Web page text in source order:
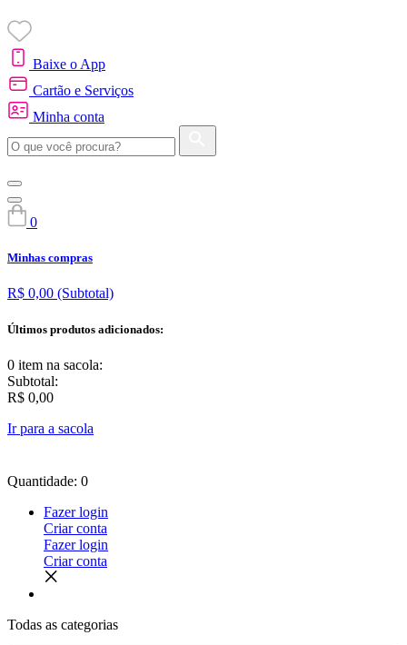
Baixe o App
Cartão e Serviços
Minha conta
0
Minhas compras
R$ 0,00 (Subtotal)
Últimos produtos adicionados:
0 item na sacola:
Subtotal:
R$ 0,00
Ir para a sacola
Quantidade: 0
Fazer login
Criar conta
Fazer login
Criar conta
Todas as categorias